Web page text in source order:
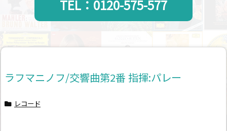
TEL：0120-575-577
ラフマニノフ/交響曲第2番 指揮:パレー
レコード